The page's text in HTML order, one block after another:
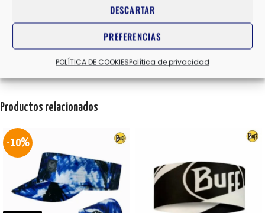
DESCARTAR
PREFERENCIAS
POLÍTICA DE COOKIESPolítica de privacidad
COLOR BLANCO/MARRON
Valoraciones (0)
Productos relacionados
-10%